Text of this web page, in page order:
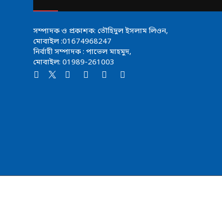
সম্পাদক ও প্রকাশক: তৌহিদুল ইসলাম লিওন,
মোবাইল :01674968247
নির্বাহী সম্পাদক : পাভেল মাহমুদ,
মোবাইল: 01989-261003